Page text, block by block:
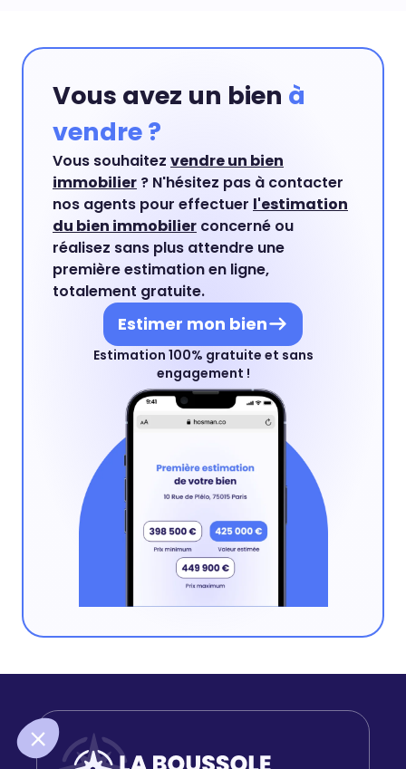
Salut c'est nous...
les Cookies !
On a attendu d'être sûrs que le contenu de ce site
vous intéresse avant de vous déranger, mais on aimerait bien
vous accompagner pendant votre visite...
C'est OK pour vous ?
Non merci
Vous avez un bien à
vendre ?
Vous souhaitez vendre un bien
immobilier ? N'hésitez pas à contacter
nos agents pour effectuer l'estimation
du bien immobilier concerné ou
réalisez sans plus attendre une
première estimation en ligne,
totalement gratuite.
Estimer mon bien
Estimation 100% gratuite et sans
engagement !